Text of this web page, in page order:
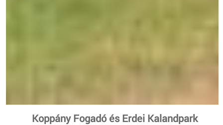
Koppány Fogadó és Erdei Kalandpark